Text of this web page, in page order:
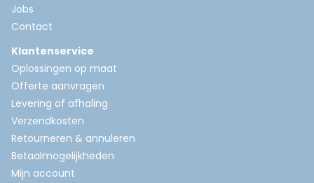
Jobs
Contact
Klantenservice
Oplossingen op maat
Offerte aanvragen
Levering of afhaling
Verzendkosten
Retourneren & annuleren
Betaalmogelijkheden
Mijn account